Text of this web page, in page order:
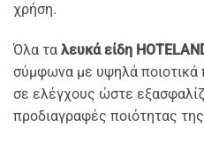
χρήση.
Όλα τα λευκά είδη
σύμφωνα με υψηλά ποιοτικά
σε ελέγχους ώστε
προδιαγραφές ποιότητας της